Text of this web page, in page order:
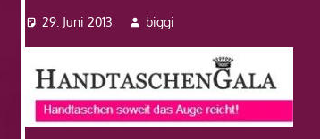
29. Juni 2013 biggi